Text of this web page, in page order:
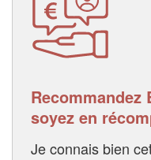
Recommandez
soyez en
Je connais bien